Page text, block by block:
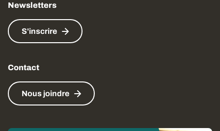
Newsletters
S'inscrire
Contact
Nous joindre